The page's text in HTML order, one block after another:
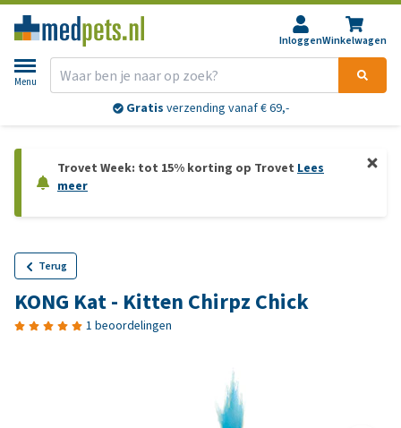
InloggenWinkelwagen
Menu
Gratis verzending vanaf € 69,-
Trovet Week: tot 15% korting op Trovet Lees
meer
Terug
KONG Kat - Kitten Chirpz Chick
1 beoordelingen